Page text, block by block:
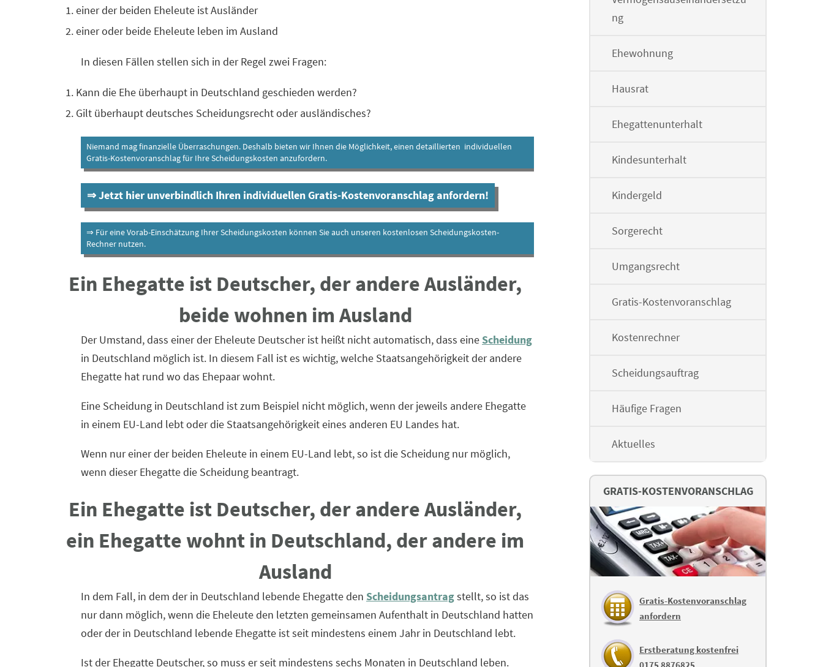
einer der beiden Eheleute ist Ausländer
einer oder beide Eheleute leben im Ausland
In diesen Fällen stellen sich in der Regel zwei Fragen:
Kann die Ehe überhaupt in Deutschland geschieden werden?
Gilt überhaupt deutsches Scheidungsrecht oder ausländisches?
Niemand mag finanzielle Überraschungen. Deshalb bieten wir Ihnen die Möglichkeit, einen detaillierten individuellen
Gratis-Kostenvoranschlag für Ihre Scheidungskosten anzufordern.
⇒ Jetzt hier unverbindlich Ihren individuellen Gratis-Kostenvoranschlag anfordern!
⇒ Für eine Vorab-Einschätzung Ihrer Scheidungskosten können Sie auch unseren kostenlosen Scheidungskosten-
Rechner nutzen.
Ein Ehegatte ist Deutscher, der andere Ausländer,
beide wohnen im Ausland
Der Umstand, dass einer der Eheleute Deutscher ist heißt nicht automatisch, dass eine Scheidung
in Deutschland möglich ist. In diesem Fall ist es wichtig, welche Staatsangehörigkeit der andere
Ehegatte hat rund wo das Ehepaar wohnt.
Eine Scheidung in Deutschland ist zum Beispiel nicht möglich, wenn der jeweils andere Ehegatte
in einem EU-Land lebt oder die Staatsangehörigkeit eines anderen EU Landes hat.
Wenn nur einer der beiden Eheleute in einem EU-Land lebt, so ist die Scheidung nur möglich,
wenn dieser Ehegatte die Scheidung beantragt.
Ein Ehegatte ist Deutscher, der andere Ausländer,
ein Ehegatte wohnt in Deutschland, der andere im
Ausland
In dem Fall, in dem der in Deutschland lebende Ehegatte den Scheidungsantragstellt, so ist das
nur dann möglich, wenn die Eheleute den letzten gemeinsamen Aufenthalt in Deutschland hatten
oder der in Deutschland lebende Ehegatte ist seit mindestens einem Jahr in Deutschland lebt.
Ist der Ehegatte Deutscher, so muss er seit mindestens sechs Monaten in Deutschland leben.
ng
Ehewohnung
Hausrat
Ehegattenunterhalt
Kindesunterhalt
Kindergeld
Sorgerecht
Umgangsrecht
Gratis-Kostenvoranschlag
Kostenrechner
Scheidungsauftrag
Häufige Fragen
Aktuelles
GRATIS-KOSTENVORANSCHLAG
Gratis-Kostenvoranschlag
anfordern
Erstberatung kostenfrei